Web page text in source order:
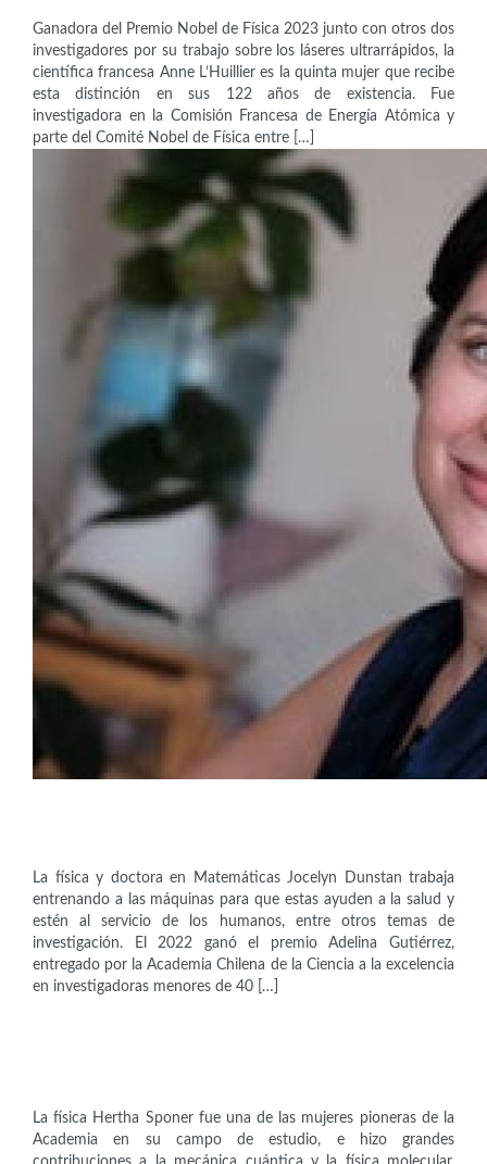
Ganadora del Premio Nobel de Física 2023 junto con otros dos
investigadores por su trabajo sobre los láseres ultrarrápidos, la
científica francesa Anne L’Huillier es la quinta mujer que recibe
esta distinción en sus 122 años de existencia. Fue
investigadora en la Comisión Francesa de Energía Atómica y
parte del Comité Nobel de Física entre […]
La física y doctora en Matemáticas Jocelyn Dunstan trabaja
entrenando a las máquinas para que estas ayuden a la salud y
estén al servicio de los humanos, entre otros temas de
investigación. El 2022 ganó el premio Adelina Gutiérrez,
entregado por la Academia Chilena de la Ciencia a la excelencia
en investigadoras menores de 40 […]
La física Hertha Sponer fue una de las mujeres pioneras de la
Academia en su campo de estudio, e hizo grandes